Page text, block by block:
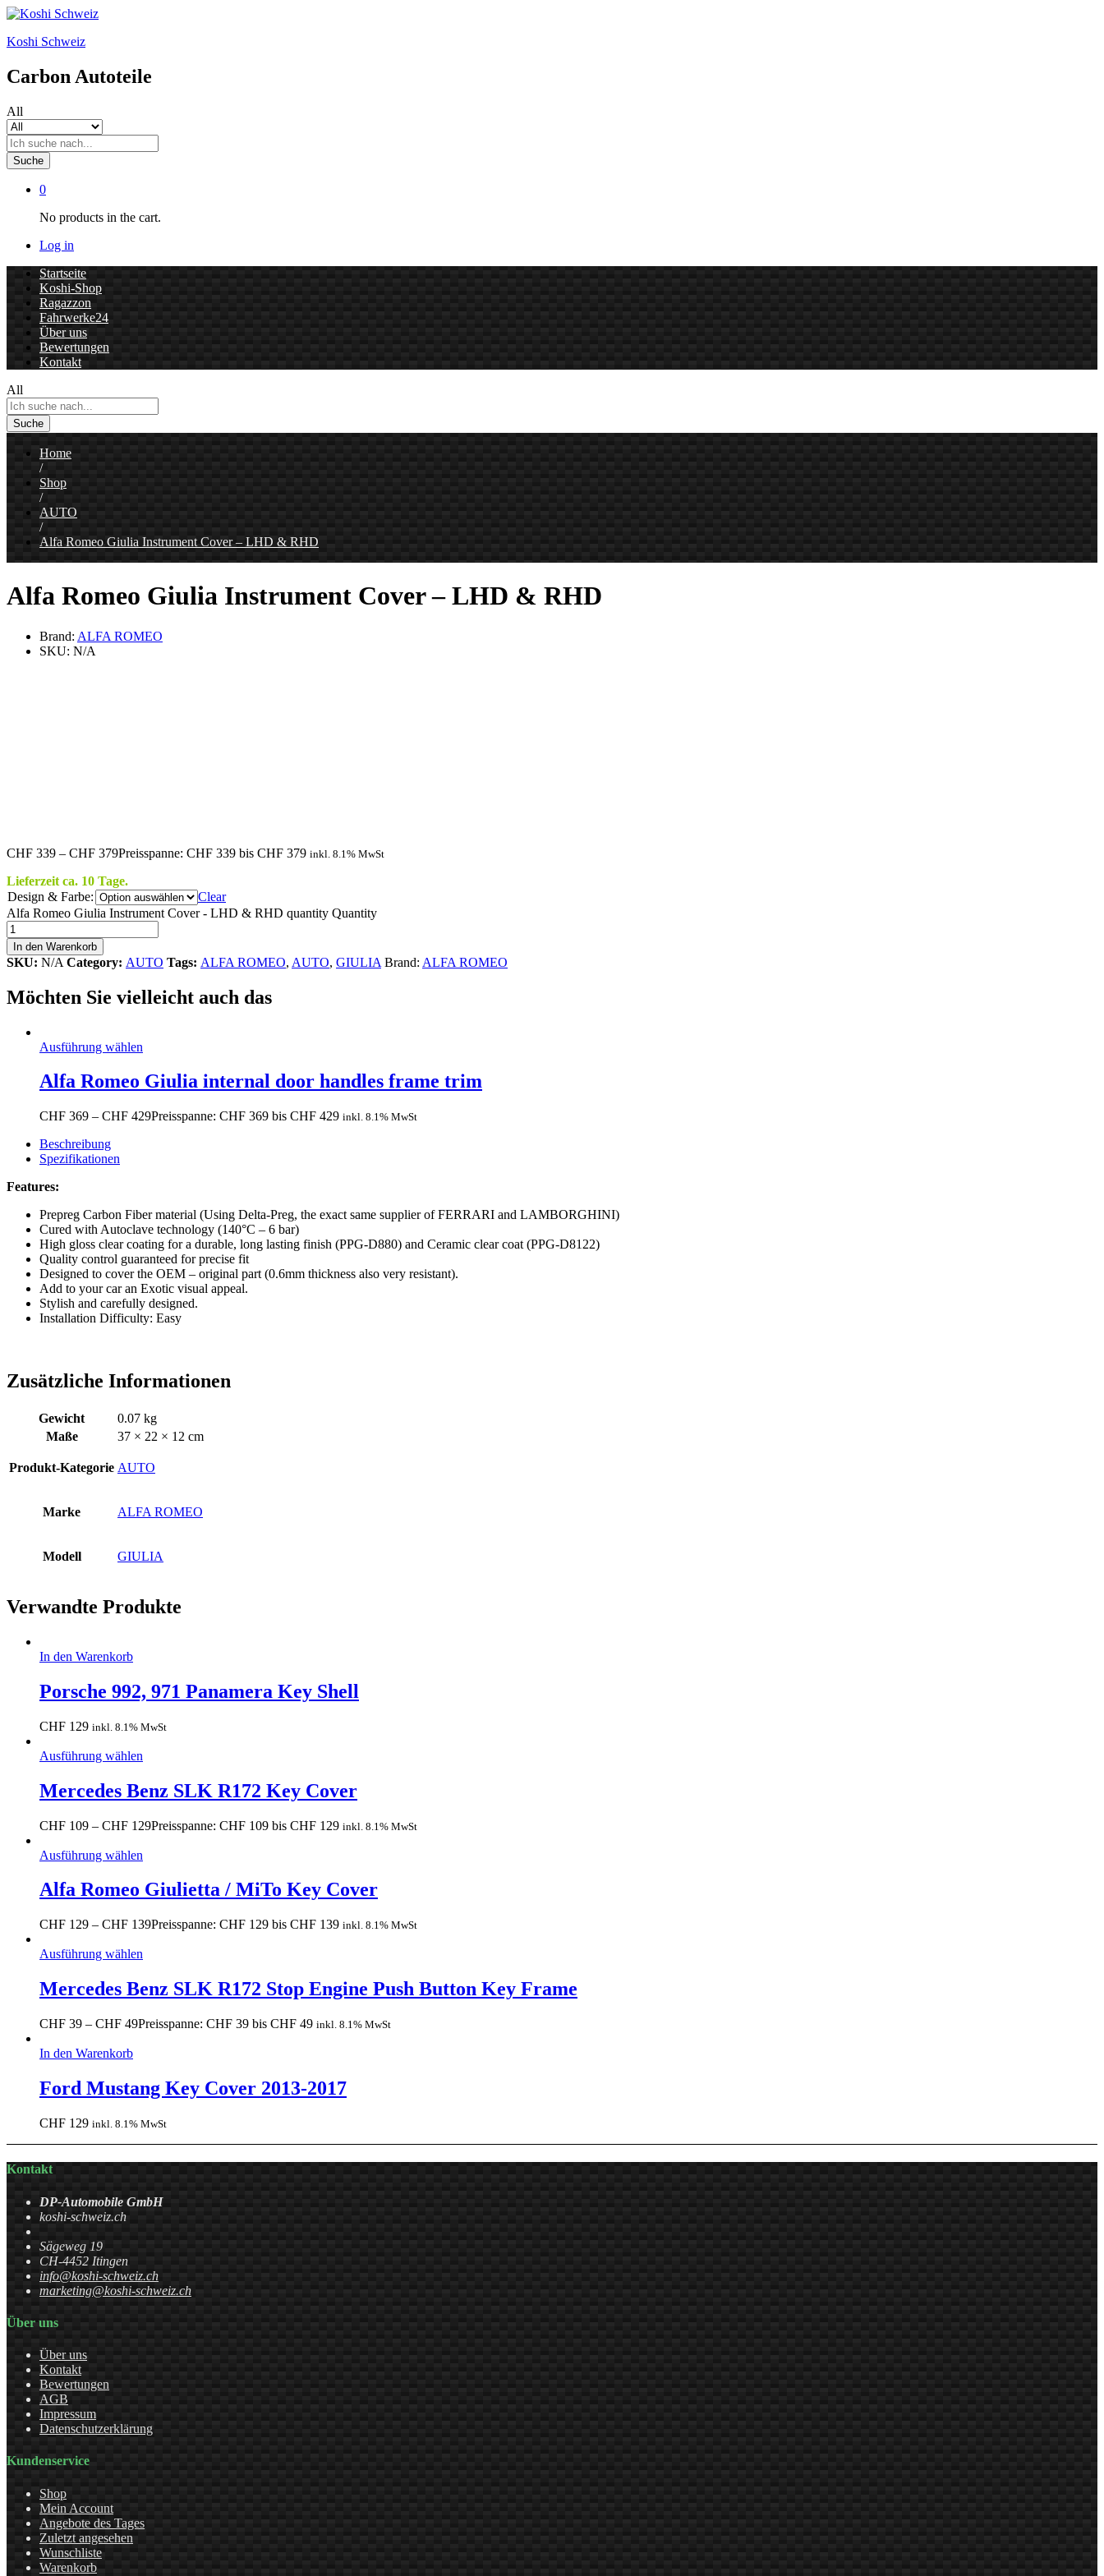
Koshi Schweiz
Carbon Autoteile
All
Suche
0
No products in the cart.
Log in
Startseite
Koshi-Shop
Ragazzon
Fahrwerke24
Über uns
Bewertungen
Kontakt
All
Suche
Home
/
Shop
/
AUTO
/
Alfa Romeo Giulia Instrument Cover – LHD & RHD
Alfa Romeo Giulia Instrument Cover – LHD & RHD
Brand: ALFA ROMEO
SKU: N/A
CHF 339 – CHF 379Preisspanne: CHF 339 bis CHF 379 inkl. 8.1% MwSt
Lieferzeit ca. 10 Tage.
Design & Farbe:
Clear
Alfa Romeo Giulia Instrument Cover - LHD & RHD quantity Quantity
In den Warenkorb
SKU: N/A Category: AUTO Tags: ALFA ROMEO, AUTO, GIULIA Brand: ALFA ROMEO
Möchten Sie vielleicht auch das
Ausführung wählen
Alfa Romeo Giulia internal door handles frame trim
CHF 369 – CHF 429Preisspanne: CHF 369 bis CHF 429 inkl. 8.1% MwSt
Beschreibung
Spezifikationen
Features:
Prepreg Carbon Fiber material (Using Delta-Preg, the exact same supplier of FERRARI and LAMBORGHINI)
Cured with Autoclave technology (140°C – 6 bar)
High gloss clear coating for a durable, long lasting finish (PPG-D880) and Ceramic clear coat (PPG-D8122)
Quality control guaranteed for precise fit
Designed to cover the OEM – original part (0.6mm thickness also very resistant).
Add to your car an Exotic visual appeal.
Stylish and carefully designed.
Installation Difficulty: Easy
Zusätzliche Informationen
Gewicht
0.07 kg
Maße
37 × 22 × 12 cm
Produkt-Kategorie AUTO
Marke ALFA ROMEO
Modell GIULIA
Verwandte Produkte
In den Warenkorb
Porsche 992, 971 Panamera Key Shell
CHF 129 inkl. 8.1% MwSt
Ausführung wählen
Mercedes Benz SLK R172 Key Cover
CHF 109 – CHF 129Preisspanne: CHF 109 bis CHF 129 inkl. 8.1% MwSt
Ausführung wählen
Alfa Romeo Giulietta / MiTo Key Cover
CHF 129 – CHF 139Preisspanne: CHF 129 bis CHF 139 inkl. 8.1% MwSt
Ausführung wählen
Mercedes Benz SLK R172 Stop Engine Push Button Key Frame
CHF 39 – CHF 49Preisspanne: CHF 39 bis CHF 49 inkl. 8.1% MwSt
In den Warenkorb
Ford Mustang Key Cover 2013-2017
CHF 129 inkl. 8.1% MwSt
Kontakt
DP-Automobile GmbH
koshi-schweiz.ch
Sägeweg 19
CH-4452 Itingen
info@koshi-schweiz.ch
marketing@koshi-schweiz.ch
Über uns
Über uns
Kontakt
Bewertungen
AGB
Impressum
Datenschutzerklärung
Kundenservice
Shop
Mein Account
Angebote des Tages
Zuletzt angesehen
Wunschliste
Warenkorb